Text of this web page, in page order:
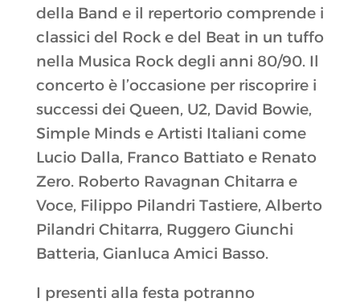
della Band e il repertorio comprende i
classici del Rock e del Beat in un tuffo
nella Musica Rock degli anni 80/90. Il
concerto è l’occasione per riscoprire i
successi dei Queen, U2, David Bowie,
Simple Minds e Artisti Italiani come
Lucio Dalla, Franco Battiato e Renato
Zero. Roberto Ravagnan Chitarra e
Voce, Filippo Pilandri Tastiere, Alberto
Pilandri Chitarra, Ruggero Giunchi
Batteria, Gianluca Amici Basso.
I presenti alla festa potranno